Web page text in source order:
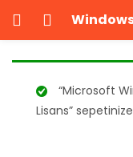
GIRIŞ
Kullanıcı adınızı ve
“Microsoft
Lisans”